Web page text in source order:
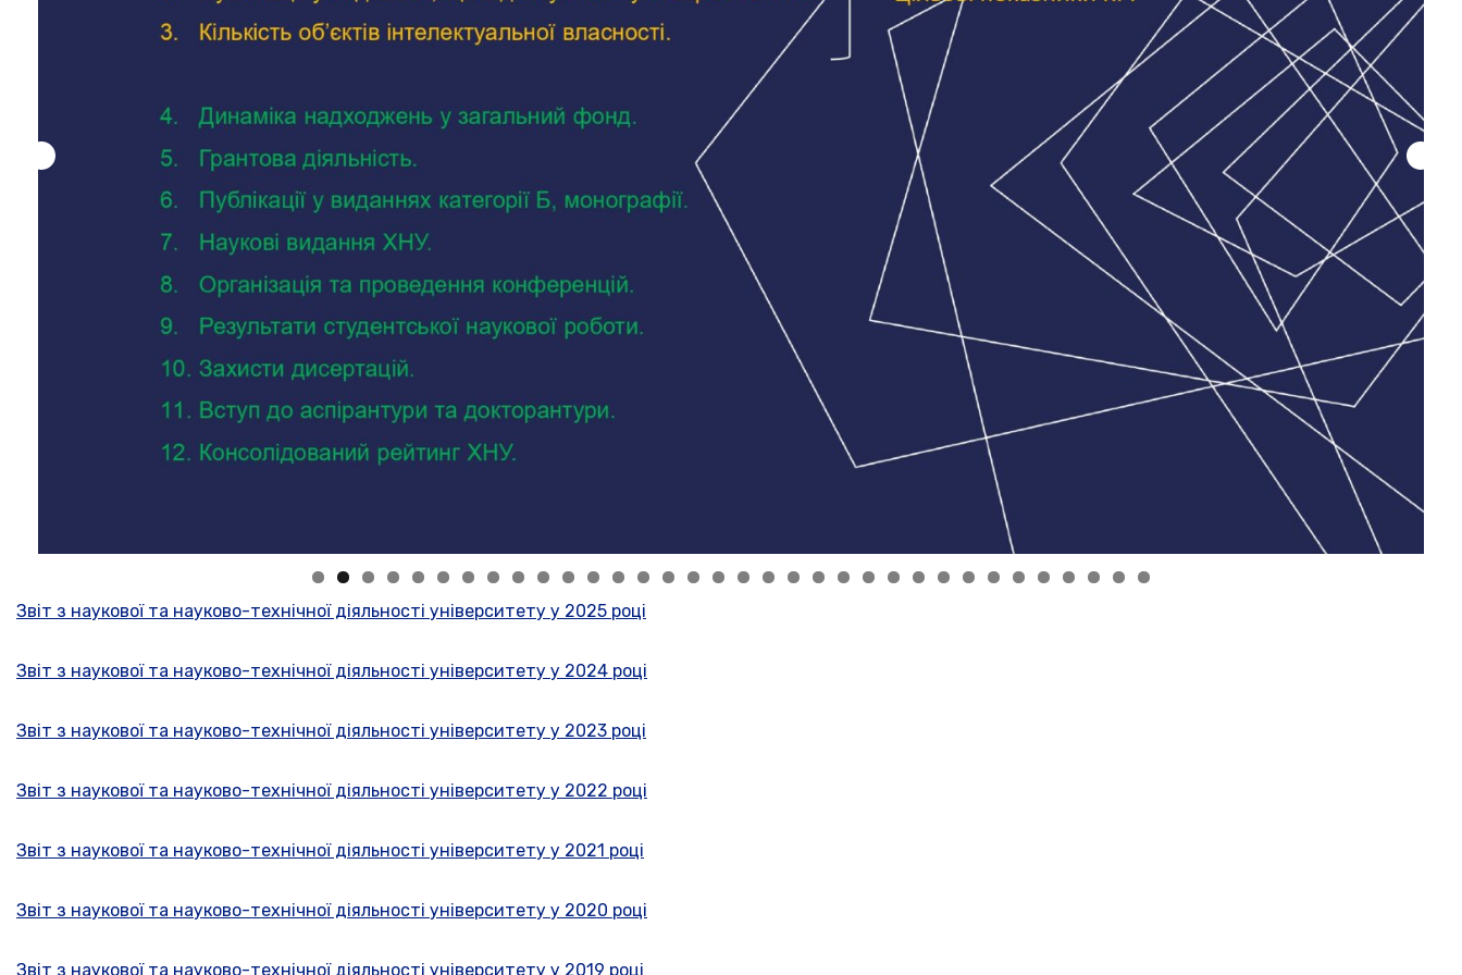
Звіт з наукової та науково-технічної діяльності університету у 2025 році
Звіт з наукової та науково-технічної діяльності університету у 2024 році
Звіт з наукової та науково-технічної діяльності університету у 2023 році
Звіт з наукової та науково-технічної діяльності університету у 2022 році
Звіт з наукової та науково-технічної діяльності університету у 2021 році
Звiт з наукової та науково-технічної діяльності університету у 2020 році
Звiт з наукової та науково-технічної діяльності університету у 2019 році